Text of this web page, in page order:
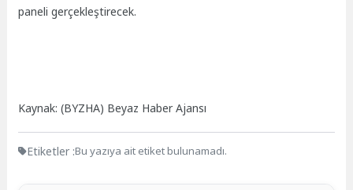
paneli gerçekleştirecek.
Kaynak: (BYZHA) Beyaz Haber Ajansı
Etiketler :Bu yazıya ait etiket bulunamadı.